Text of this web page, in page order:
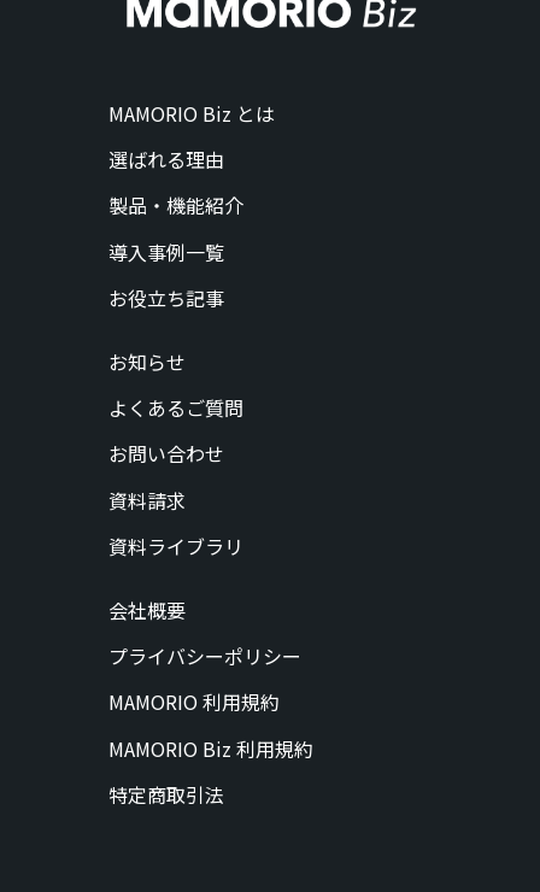
MAMORIO Biz とは
選ばれる理由
製品・機能紹介
導入事例一覧
お役立ち記事
お知らせ
よくあるご質問
お問い合わせ
資料請求
資料ライブラリ
会社概要
プライバシーポリシー
MAMORIO 利用規約
MAMORIO Biz 利用規約
特定商取引法